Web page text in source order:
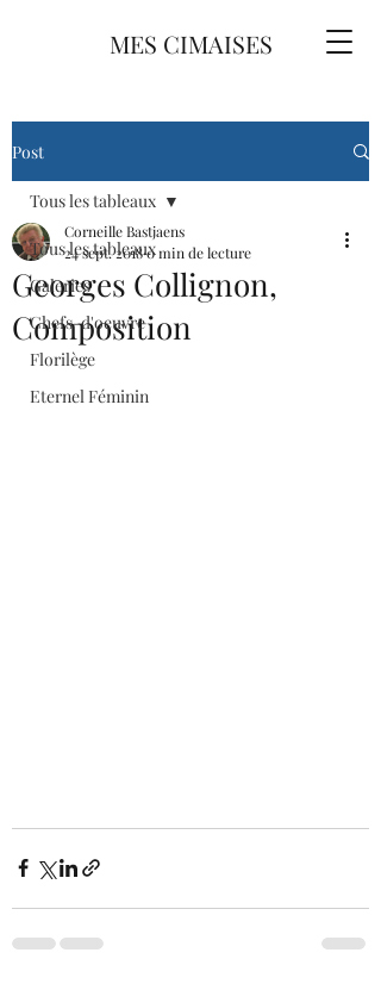
MES CIMAISES
Post
Tous les tableaux
Galeries
Chefs-d'oeuvre
Florilège
Eternel Féminin
Tous les tableaux
Georges Collignon,
Composition
Corneille Bastjaens
24 sept. 20180 min de lecture